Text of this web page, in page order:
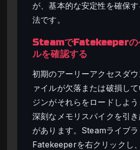
が、基本的な安定性を確保
法です。
SteamでFatekeeperの
ルを確認する
初期のアーリーアクセスダ
ァイルが欠落または破損し
ジンがそれらをロードしよ
深刻なメモリスパイクを引
があります。Steamライブ
Fatekeeperを右クリックし